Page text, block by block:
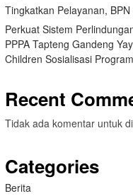
Tingkatkan Pelayanan,
Perkuat Sistem
PPPA Tapteng Gandeng
Children Sosialisasi
Recent
Tidak ada komentar untuk
Categories
Berita